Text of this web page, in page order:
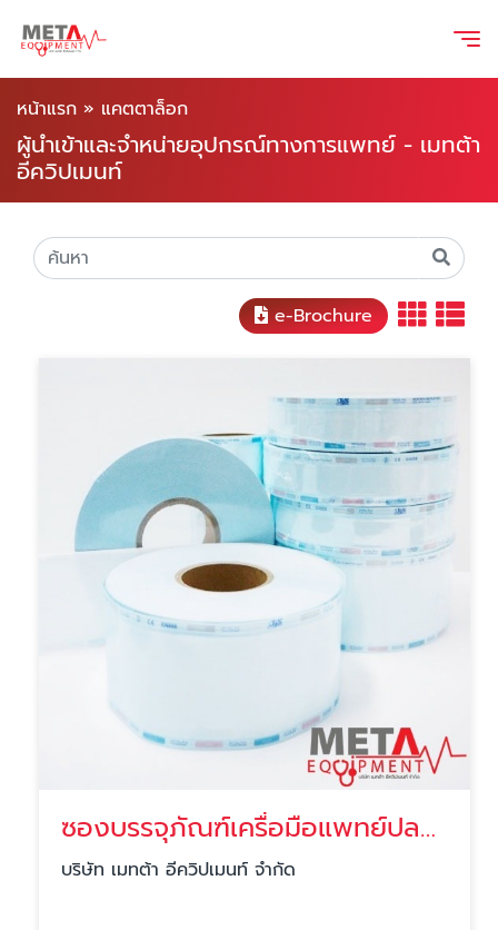
หน้าแรก » แคตตาล็อก
ผู้นำเข้าและจำหน่ายอุปกรณ์ทางการแพทย์ - เมทต้า
อีควิปเมนท์
e-Brochure
ซองบรรจุภัณฑ์เครื่อมือแพทย์ปลอดเชื้อแบบขอบเรียบ Sterilization bag flat roll
บริษัท เมทต้า อีควิปเมนท์ จำกัด